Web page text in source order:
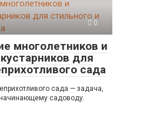
0
многолетников и
для
сада
сада — задача,
садоводу.